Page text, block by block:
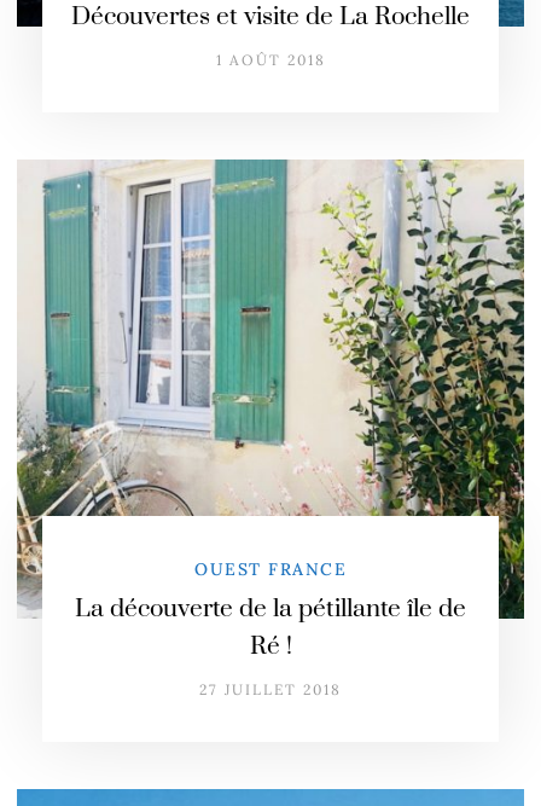
Découvertes et visite de La Rochelle
1 AOÛT 2018
OUEST FRANCE
La découverte de la pétillante île de
Ré !
27 JUILLET 2018